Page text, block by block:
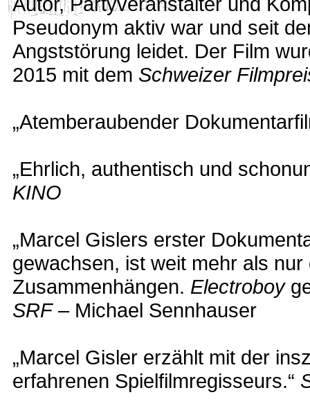
Pseudonym aktiv war und seit
Angststörung leidet. Der Film
2015 mit dem Schweizer
„Atemberaubender
„Ehrlich, authentisch und
KINO
„Marcel Gislers erster
gewachsen, ist weit mehr als
Zusammenhängen. Electroboy
SRF– Michael Sennhauser
„Marcel Gisler erzählt mit der
erfahrenen Spielfilmregisseurs.“